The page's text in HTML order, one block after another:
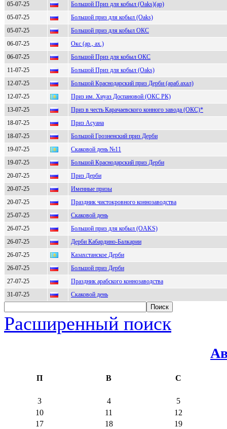
05-07-25
Большой Приз для кобыл (Oaks)(ар)
05-07-25
Большой приз для кобыл (Oaks)
05-07-25
Большой приз для кобыл ОКС
06-07-25
Окс (ар., ах.)
06-07-25
Большой Приз для кобыл ОКС
11-07-25
Большой Приз для кобыл (Oaks)
12-07-25
Большой Краснодарский приз Дерби (араб.ахал)
12-07-25
Приз им. Хиуаз Доспановой (ОКС РК)
13-07-25
Приз в честь Карачаевского конного завода (ОКС)*
18-07-25
Приз Асуана
18-07-25
Большой Грозненский приз Дерби
19-07-25
Скаковой день №11
19-07-25
Большой Краснодарский приз Дерби
20-07-25
Приз Дерби
20-07-25
Именные призы
20-07-25
Праздник чистокровного коннозаводства
25-07-25
Скаковой день
26-07-25
Большой приз для кобыл (OAKS)
26-07-25
Дерби Кабардино-Балкарии
26-07-25
Казахстанское Дерби
26-07-25
Большой приз Дерби
27-07-25
Праздник арабского коннозаводства
31-07-25
Скаковой день
Расширенный поиск
П В С
3 4
5
10
11
12
17
18
19